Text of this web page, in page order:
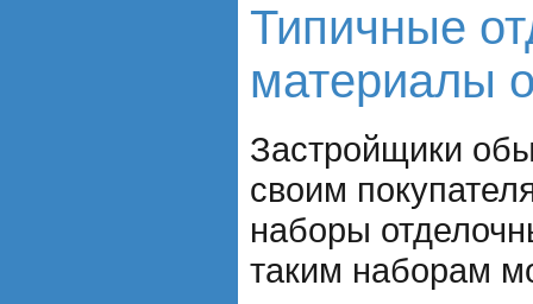
Типичные
материалы
Застройщики
своим
наборы
таким наборам